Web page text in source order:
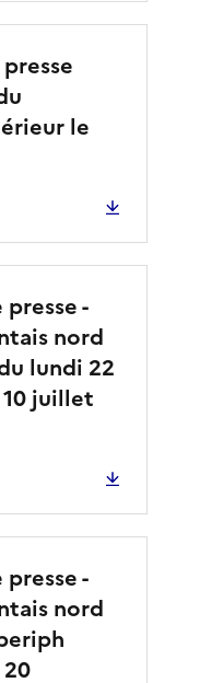
le
-
nord
lundi 22
juillet
-
nord